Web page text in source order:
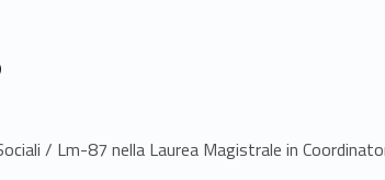
/ Lm-87 nella Laurea Magistrale in